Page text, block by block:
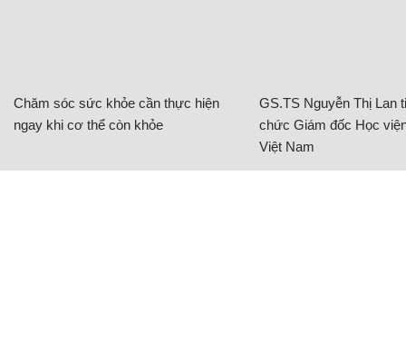
Chăm sóc sức khỏe cần thực hiện
ngay khi cơ thể còn khỏe
GS.TS Nguyễn Thị Lan
chức Giám đốc Học
Việt Nam